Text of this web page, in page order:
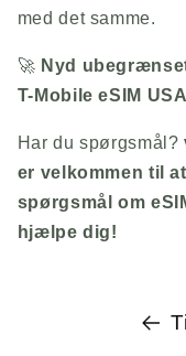
med det samme.
🚀 Nyd
T-Mobile eSIM
Har du spørgsmål?
er velkommen til
spørgsmål om
hjælpe dig!